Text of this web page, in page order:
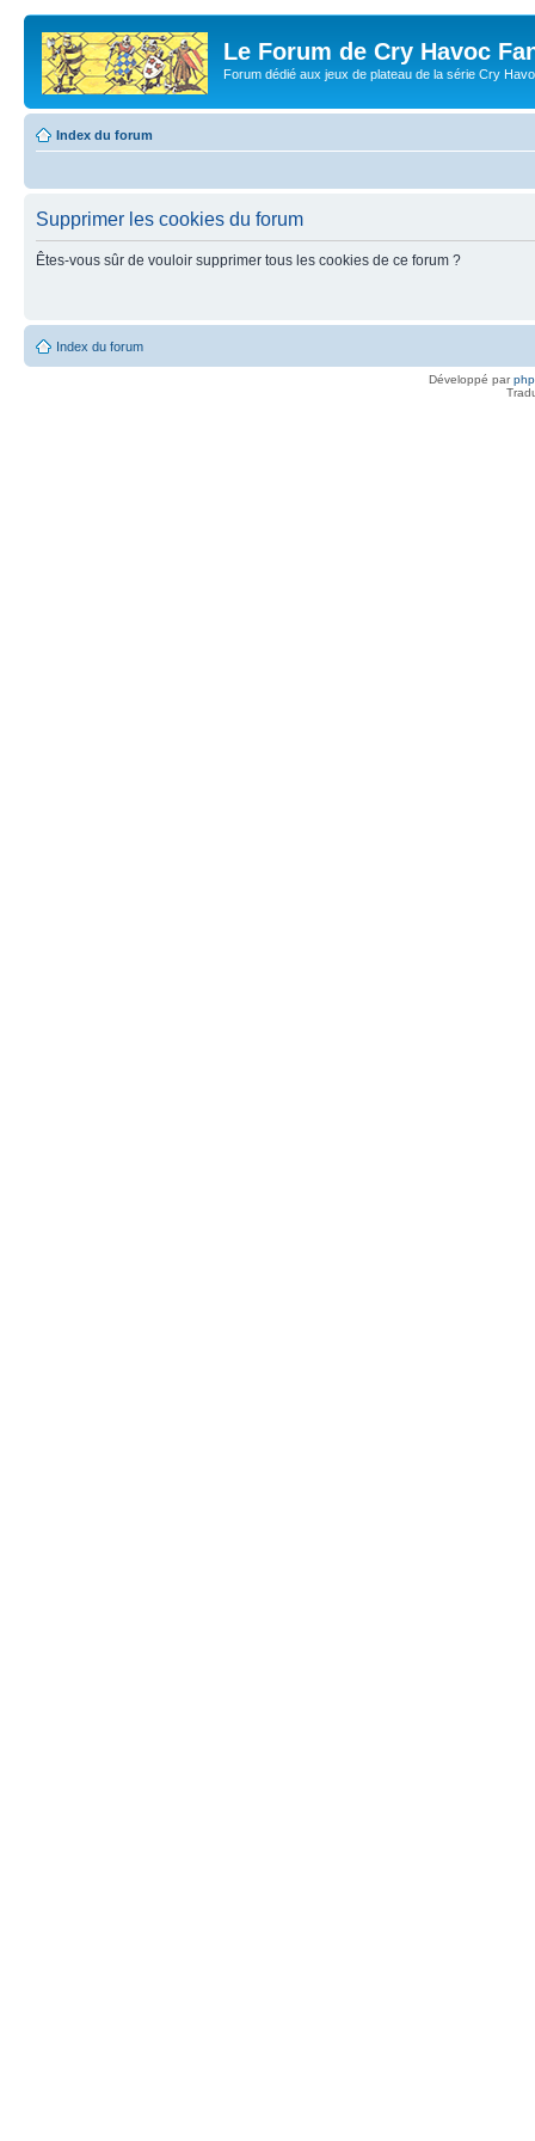
Le Forum de Cry Havoc
Forum dédié aux jeux de plateau de la série Cry
Index du forum
Supprimer les cookies du forum
Êtes-vous sûr de vouloir supprimer tous les cookies de ce forum ?
Index du forum
Développé par